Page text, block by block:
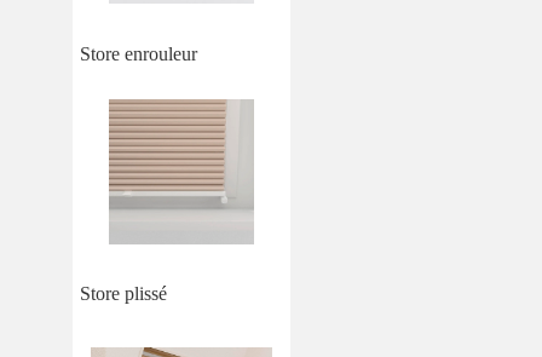
Store enrouleur
Store plissé